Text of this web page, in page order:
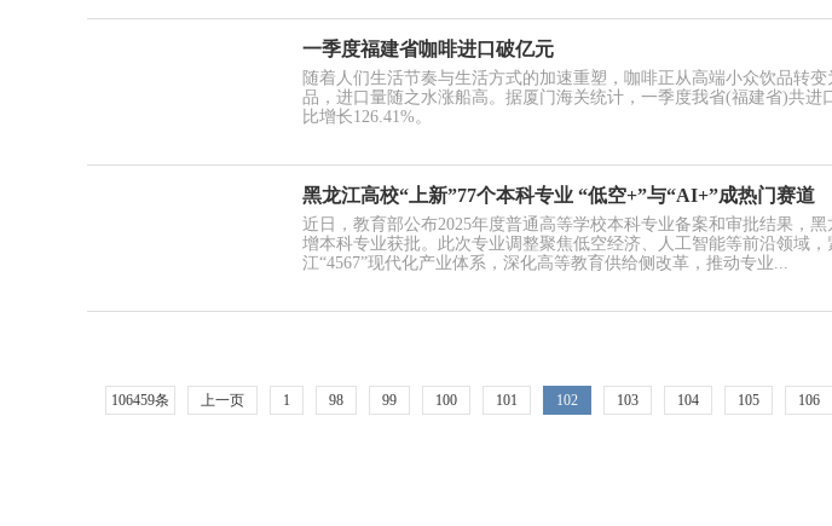
一季度福建省咖啡进口破亿元
随着人们生活节奏与生活方式的加速重塑，咖啡正从高端小众饮品转
品，进口量随之水涨船高。据厦门海关统计，一季度我省(福建省)共进
比增长126.41%。
黑龙江高校“上新”77个本科专业 “低空+”与“AI+”成热门赛道
近日，教育部公布2025年度普通高等学校本科专业备案和审批结果，
增本科专业获批。此次专业调整聚焦低空经济、人工智能等前沿领域，
江“4567”现代化产业体系，深化高等教育供给侧改革，推动专业...
106459条 上一页 1 98 99 100 101 102 103 104 105 106